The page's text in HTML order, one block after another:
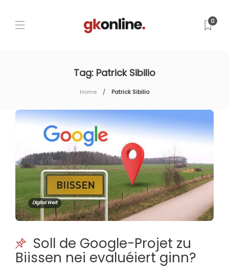
0
Tag: Patrick Sibilio
Home Patrick Sibilio
Digital Welt
Soll de Google-Projet zu
Biissen nei evaluéiert ginn?